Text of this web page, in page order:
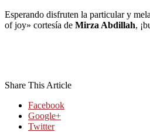
Esperando disfruten la particular y
of joy» cortesía de Mirza Abdillah,
Share This Article
Facebook
Google+
Twitter